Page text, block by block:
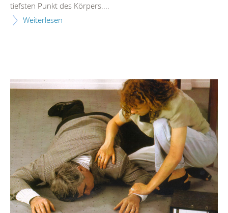
tiefsten Punkt des Körpers....
Weiterlesen